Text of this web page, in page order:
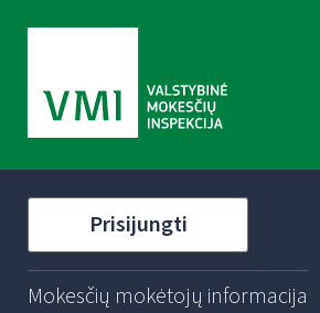
Prisijungti
Mokesčių mokėtojų informacija